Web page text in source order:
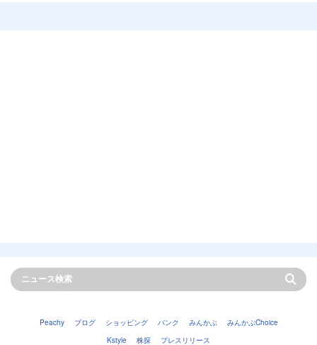
Peachy ブログ ショッピング バンク みんかぶ
みんかぶChoice
Kstyle
株探 プレスリリース